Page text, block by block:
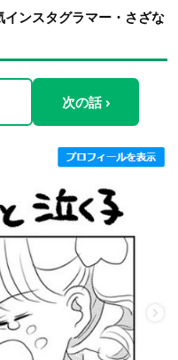
ンスタグラマー・さざな
次の話 ›